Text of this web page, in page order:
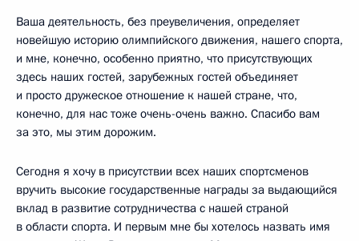
Ваша деятельность, без преувеличения, определяет
новейшую историю олимпийского движения, нашего спорта,
и мне, конечно, особенно приятно, что присутствующих
здесь наших гостей, зарубежных гостей объединяет
и просто дружеское отношение к нашей стране, что,
конечно, для нас тоже очень-очень важно. Спасибо вам
за это, мы этим дорожим.
Сегодня я хочу в присутствии всех наших спортсменов
вручить высокие государственные награды за выдающийся
вклад в развитие сотрудничества с нашей страной
в области спорта. И первым мне бы хотелось назвать имя